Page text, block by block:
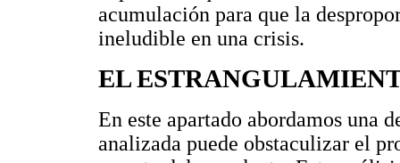
acumulación para que la
ineludible en una crisis.
EL
En este apartado abordamos una
analizada puede obstaculizar el